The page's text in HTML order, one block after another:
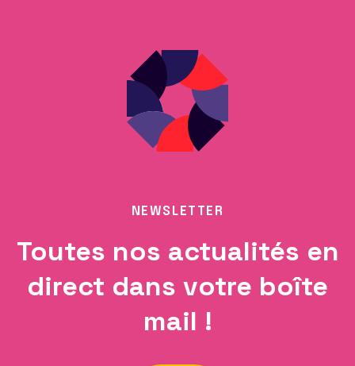
NEWSLETTER
Toutes nos actualités en
direct dans votre boîte
mail !